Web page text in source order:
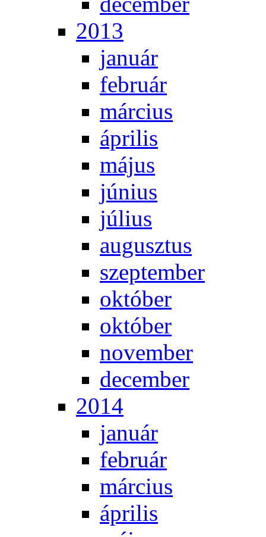
2013
ja­nu­ár
feb­ru­ár
már­ci­us
áp­ri­lis
má­jus
jú­ni­us
jú­li­us
au­gusz­tus
szep­tem­ber
ok­tó­ber
ok­tó­ber
no­vem­ber
de­cem­ber
2014
ja­nu­ár
feb­ru­ár
már­ci­us
áp­ri­lis